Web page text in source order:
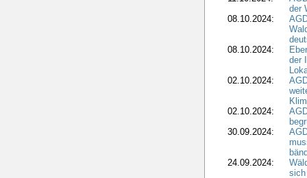
der
08.10.2024:
08.10.2024:
der
02.10.2024:
02.10.2024:
30.09.2024:
24.09.2024:
sich